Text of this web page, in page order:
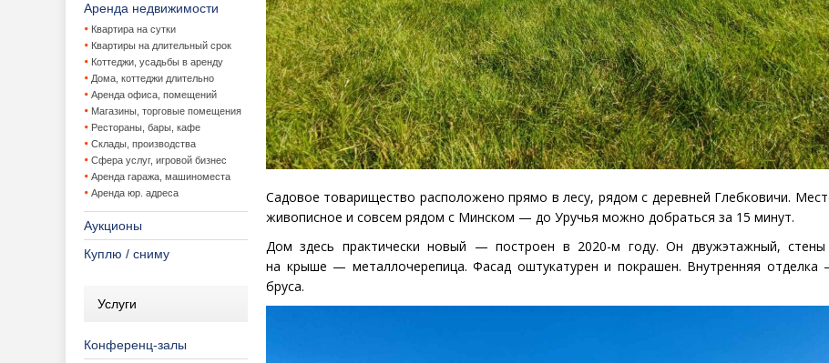
Аренда недвижимости
Квартира на сутки
Квартиры на длительный срок
Коттеджи, усадьбы в аренду
Дома, коттеджи длительно
Аренда офиса, помещений
Магазины, торговые помещения
Рестораны, бары, кафе
Склады, производства
Сфера услуг, игровой бизнес
Аренда гаража, машиноместа
Аренда юр. адреса
Аукционы
Куплю / сниму
Услуги
Конференц-залы
Садовое товарищество расположено прямо в лесу, рядом с деревней Глебковичи.
живописное и совсем рядом с Минском — до Уручья можно добраться за 15 минут.
Дом здесь практически новый — построен в 2020-м году. Он двужэтажный,
на крыше — металлочерепица. Фасад оштукатурен и покрашен. Внутренняя отделка
бруса.